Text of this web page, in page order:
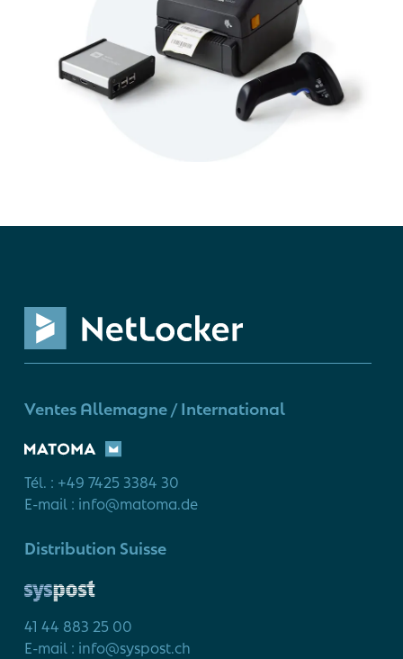
Ventes Allemagne / International
Tél. : +49 7425 3384 30
E-mail : info@matoma.de
Distribution Suisse
41 44 883 25 00
E-mail : info@syspost.ch